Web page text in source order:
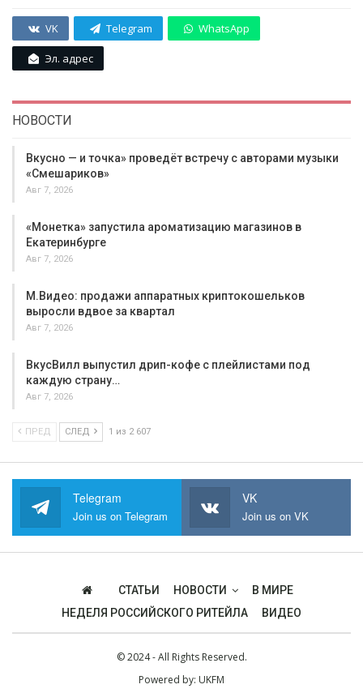
VK Telegram WhatsApp
Эл. адрес
НОВОСТИ
Вкусно — и точка» проведёт встречу с авторами музыки
«Смешариков»
Авг 7, 2026
«Монетка» запустила ароматизацию магазинов в
Екатеринбурге
Авг 7, 2026
М.Видео: продажи аппаратных криптокошельков
выросли вдвое за квартал
Авг 7, 2026
ВкусВилл выпустил дрип-кофе с плейлистами под
каждую страну…
Авг 7, 2026
ПРЕД СЛЕД 1 из 2 607
Telegram
Join us on Telegram
VK
Join us on VK
СТАТЬИ НОВОСТИ
В МИРЕ
НЕДЕЛЯ РОССИЙСКОГО РИТЕЙЛА
ВИДЕО
© 2024 - All Rights Reserved.
Powered by: UKFM